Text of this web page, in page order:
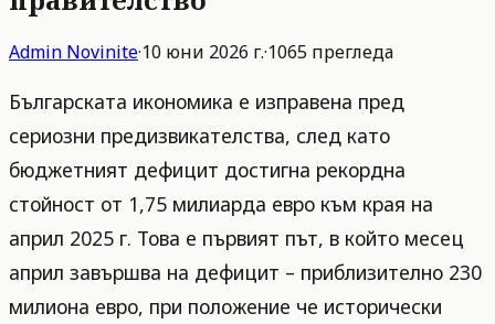
Admin Novinite·10 юни 2026 г.·1065 прегледа
Българската икономика е изправена пред
сериозни предизвикателства, след като
бюджетният дефицит достигна рекордна
стойност от 1,75 милиарда евро към края на
април 2025 г. Това е първият път, в който месец
април завършва на дефицит – приблизително 230
милиона евро, при положение че исторически